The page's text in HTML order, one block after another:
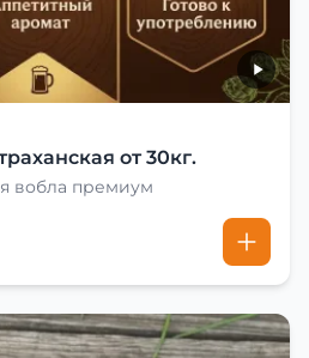
от 30кг.
вобла премиум